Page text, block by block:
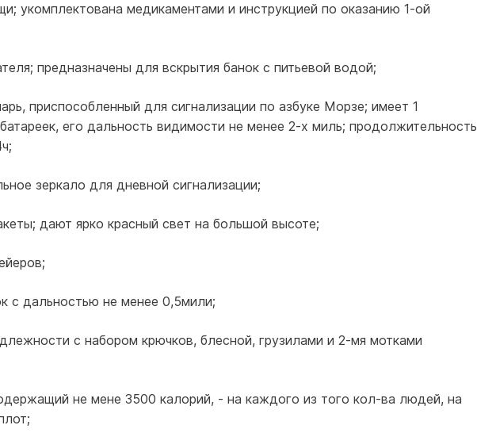
укомплектована медикаментами и инструкцией по оказанию 1-ой
предназначены для вскрытия банок с питьевой водой;
приспособленный для сигнализации по азбуке Морзе; имеет 1
его дальность видимости не менее 2-х миль; продолжительность
зеркало для дневной сигнализации;
дают ярко красный свет на большой высоте;
с дальностью не менее 0,5мили;
с набором крючков, блесной, грузилами и 2-мя мотками
не мене 3500 калорий, - на каждого из того кол-ва людей, на